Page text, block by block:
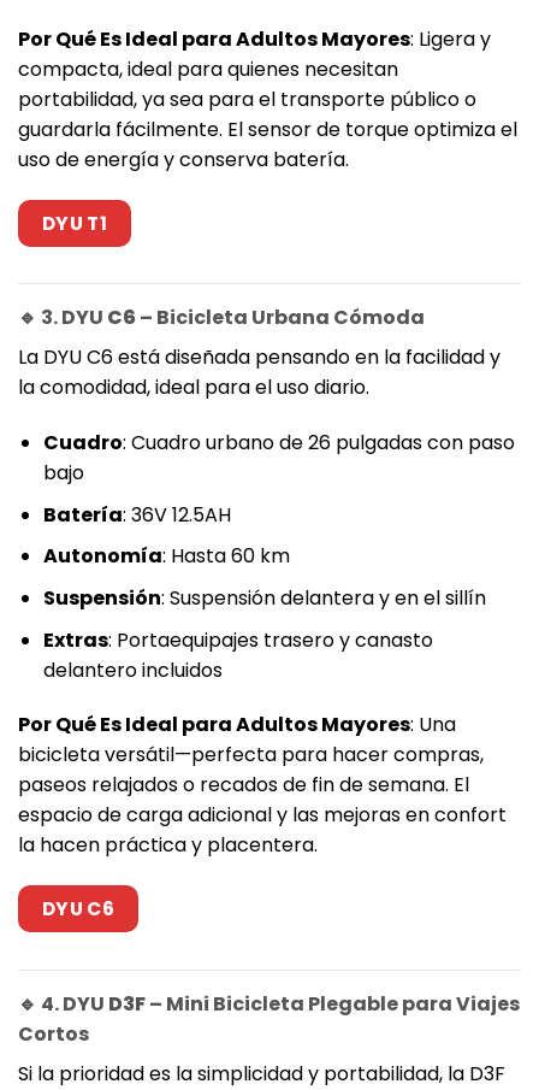
Por Qué Es Ideal para Adultos Mayores: Ligera y
compacta, ideal para quienes necesitan
portabilidad, ya sea para el transporte público o
guardarla fácilmente. El sensor de torque optimiza el
uso de energía y conserva batería.
DYU T1
🔹 3. DYU C6 – Bicicleta Urbana Cómoda
La DYU C6 está diseñada pensando en la facilidad y
la comodidad, ideal para el uso diario.
Cuadro: Cuadro urbano de 26 pulgadas con paso
bajo
Batería: 36V 12.5AH
Autonomía: Hasta 60 km
Suspensión: Suspensión delantera y en el sillín
Extras: Portaequipajes trasero y canasto
delantero incluidos
Por Qué Es Ideal para Adultos Mayores: Una
bicicleta versátil—perfecta para hacer compras,
paseos relajados o recados de fin de semana. El
espacio de carga adicional y las mejoras en confort
la hacen práctica y placentera.
DYU C6
🔹 4. DYU D3F– Mini Bicicleta Plegable para Viajes
Cortos
Si la prioridad es la simplicidad y portabilidad, la D3F